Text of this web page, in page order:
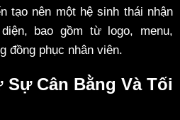
tạo nên một hệ sinh thái nhận
bao gồm từ logo, menu,
đồng phục nhân viên.
Sự Cân Bằng Và Tối